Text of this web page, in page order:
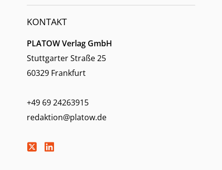
KONTAKT
PLATOW Verlag GmbH
Stuttgarter Straße 25
60329 Frankfurt
+49 69 24263915
redaktion@platow.de